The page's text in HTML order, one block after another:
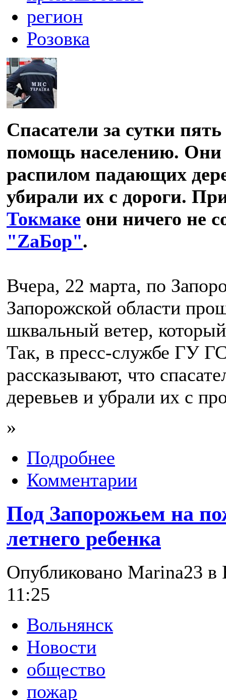
регион
Розовка
Спасатели за сутки
помощь населению. Они
распилом падающих
убирали их с дороги.
Токмаке они ничего не
"ZаБор".
Вчера, 22 марта, по
Запорожской области
шквальный ветер,
Так, в пресс-службе ГУ
рассказывают, что
деревьев и убрали их с
»
Подробнее
Комментарии
Под Запорожьем на
летнего ребенка
Опубликовано Marina23 в
11:25
Вольнянск
Новости
общество
пожар